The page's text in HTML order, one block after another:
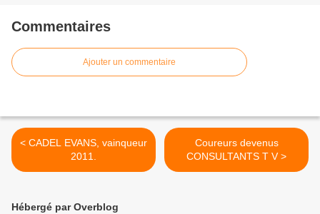
Commentaires
Ajouter un commentaire
< CADEL EVANS, vainqueur
2011.
Coureurs devenus
CONSULTANTS T V >
Hébergé par Overblog